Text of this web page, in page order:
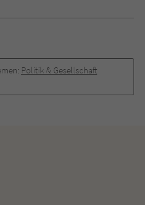
Politik & Gesellschaft